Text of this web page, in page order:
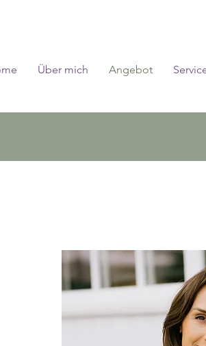
Über mich Angebot